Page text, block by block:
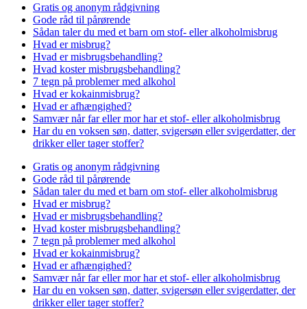
Gratis og anonym rådgivning
Gode råd til pårørende
Sådan taler du med et barn om stof- eller alkoholmisbrug
Hvad er misbrug?
Hvad er misbrugsbehandling?
Hvad koster misbrugsbehandling?
7 tegn på problemer med alkohol
Hvad er kokainmisbrug?
Hvad er afhængighed?
Samvær når far eller mor har et stof- eller alkoholmisbrug
Har du en voksen søn, datter, svigersøn eller svigerdatter, der
drikker eller tager stoffer?
Gratis og anonym rådgivning
Gode råd til pårørende
Sådan taler du med et barn om stof- eller alkoholmisbrug
Hvad er misbrug?
Hvad er misbrugsbehandling?
Hvad koster misbrugsbehandling?
7 tegn på problemer med alkohol
Hvad er kokainmisbrug?
Hvad er afhængighed?
Samvær når far eller mor har et stof- eller alkoholmisbrug
Har du en voksen søn, datter, svigersøn eller svigerdatter, der
drikker eller tager stoffer?